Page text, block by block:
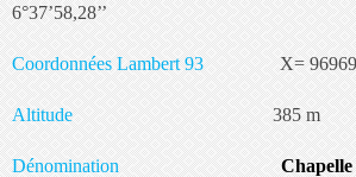
6°37’58,28’’
Coordonnées Lambert 93X=
Altitude385 m
Dénomination